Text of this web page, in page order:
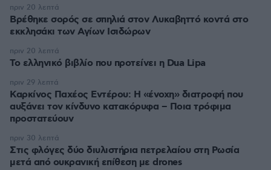
Βρέθηκε σορός σε σπηλιά στον Λυκαβηττό κοντά στο
εκκλησάκι των Αγίων Ισιδώρων
πριν 20 λεπτά
Το ελληνικό βιβλίο που προτείνει η Dua Lipa
πριν 20 λεπτά
Καρκίνος Παχέος Εντέρου: Η «ένοχη» διατροφή που
αυξάνει τον κίνδυνο κατακόρυφα – Ποια τρόφιμα
προστατεύουν
πριν 29 λεπτά
Στις φλόγες δύο διυλιστήρια πετρελαίου στη Ρωσία
μετά από ουκρανική επίθεση με drones
πριν 30 λεπτά